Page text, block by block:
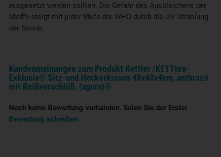
ausgesetzt werden sollten. Die Gefahr des Ausbleichens der
Stoffe steigt mit jeder Stufe der WHO durch die UV-Strahlung
der Sonne.
Kundenmeinungen zum Produkt Kettler /KETTtex-
Exklusiv® Sitz-und Hockerkissen 48x48x4cm, anthrazit
mit Reißverschlüß, (agora)®
Noch keine Bewertung vorhanden. Seien Sie der Erste!
Bewertung schreiben